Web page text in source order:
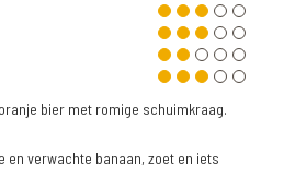
bier met romige schuimkraag.
en verwachte banaan, zoet en iets